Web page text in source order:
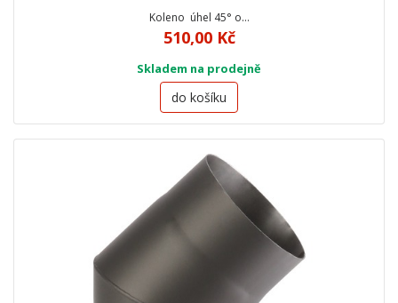
Koleno úhel 45° o…
510,00 Kč
Skladem na prodejně
do košíku